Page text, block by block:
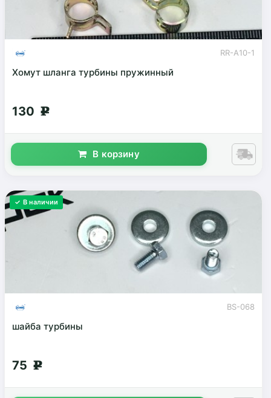
RR-A10-1
Хомут шланга турбины пружинный
130 g
В корзину
✓ В наличии
BS-068
шайба турбины
75 g